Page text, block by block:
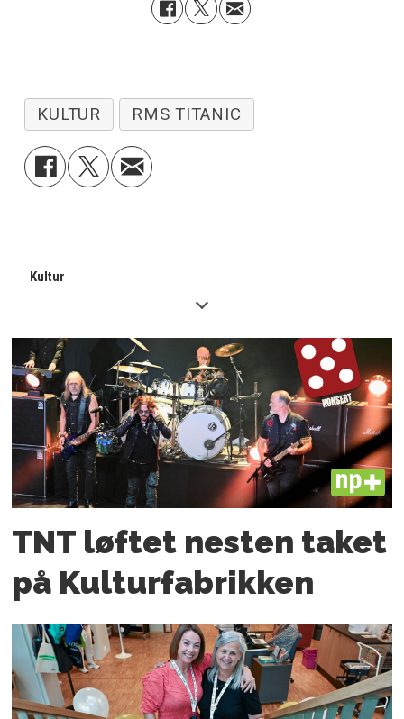
KULTUR RMS TITANIC
Kultur
PLUS
TNT løftet nesten taket
på Kulturfabrikken